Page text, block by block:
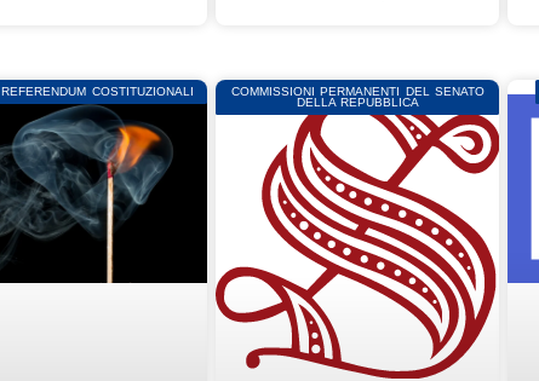
REFERENDUM COSTITUZIONALI
COMMISSIONI PERMANENTI DEL SENATO
DELLA REPUBBLICA